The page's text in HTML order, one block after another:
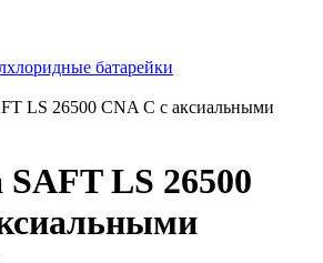
батарейки
LS 26500 CNA C с аксиальными
SAFT LS 26500